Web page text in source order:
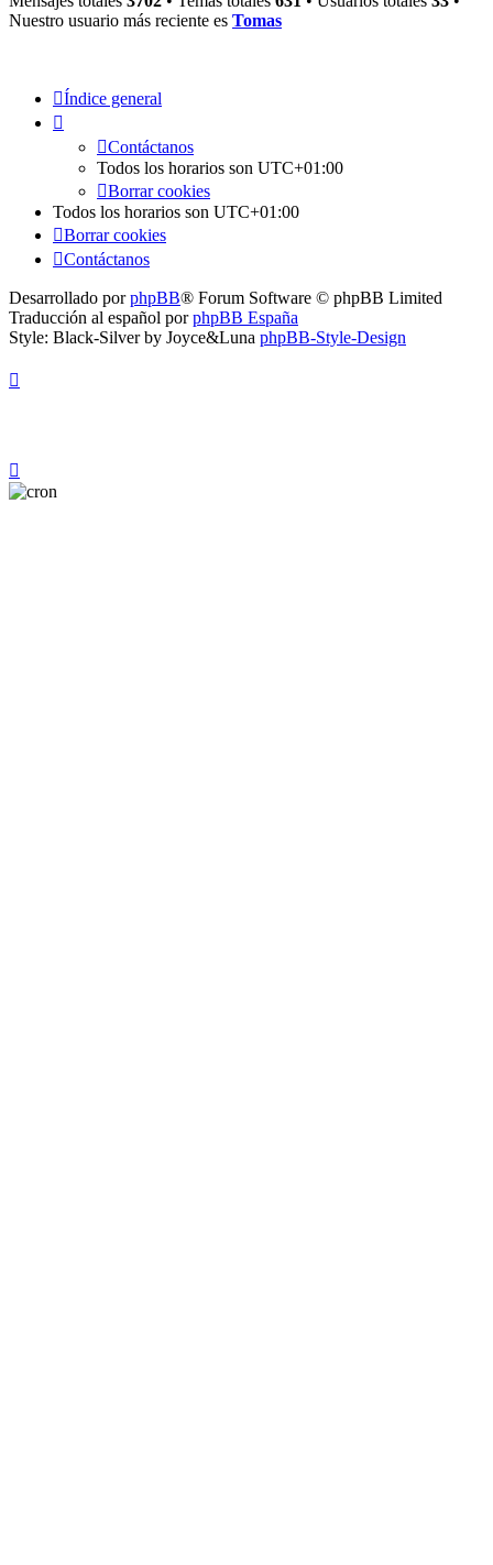
Nuestro usuario más reciente es Tomas
Índice general
Contáctanos
Todos los horarios son UTC+01:00
Borrar cookies
Todos los horarios son UTC+01:00
Borrar cookies
Contáctanos
Desarrollado porphpBB® Forum Software © phpBB Limited
Traducción al español porphpBB España
Style: Black-Silver by Joyce&Luna phpBB-Style-Design